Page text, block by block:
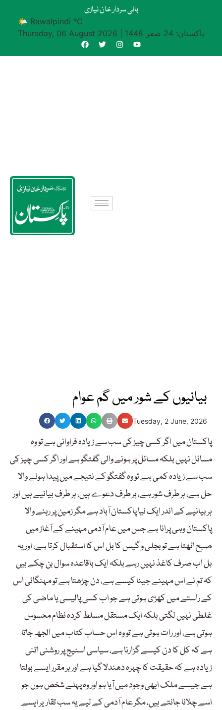
بانی سردار خان نیازی
🌤 Rawalpindi °C
Thursday, 06 August 2026
پاکستان: 24 صفر 1448
بیانیوں کے شور میں گم عوام
Tuesday, 2 June, 2026
پاکستان میں اگر کسی چیز کی سب سے زیادہ فراوانی ہے تو وہ
مسائل نہیں بلکہ مسائل پر ہونے والی گفتگو ہے اور اگر کسی چیز کی
سب سے زیادہ کمی ہے تو وہ گفتگو کے نتیجے میں پیدا ہونے والا
حل ہے، ہر طرف شور ہے، ہر طرف دعوے ہیں، ہر طرف بیانیے ہیں اور
ہر بیانیے کے اندر ایک نیا پاکستان آباد ہے مگر زمین پر رہنے والا
پاکستان وہی پرانا ہے جس میں عام آدمی مہینے کے آغاز میں
صبح اٹھتا ہے تو بجلی و گیس کا بل اس کا استقبال کرتا ہے، اور یہ
بل اب صرف کاغذ نہیں رہے بلکہ ایک باقاعدہ سوال بن چکے ہیں
کہ تم نے اس مہینے جینا کیسے ہے، دن چڑھتا ہے تو مہنگائی اس
کے راستے میں کھڑی ہوتی ہے جو اب کسی پالیسی یا ماضی کی
غلطی نہیں لگتی بلکہ ایک مستقل مسلط کردہ نظام محسوس
ہوتی ہے، اور رات ہوتی ہے تو وہ اس حساب کتاب میں الجھ جاتا
ہے کہ کل کا دن کیسے گزارنا ہے، سیاسی اسٹیج پر روشنی اتنی
زیادہ ہے کہ حقیقت کا چہرہ دھندلا گیا ہے اور ہر مقرر ایسے بولتا
ہے جیسے ملک ابھی وجود میں آیا ہو اور وہ پہلے شخص ہوں جو
اسے چلانا جانتے ہیں، مگر عام آدمی کے لیے یہ سب تقاریر ایسے